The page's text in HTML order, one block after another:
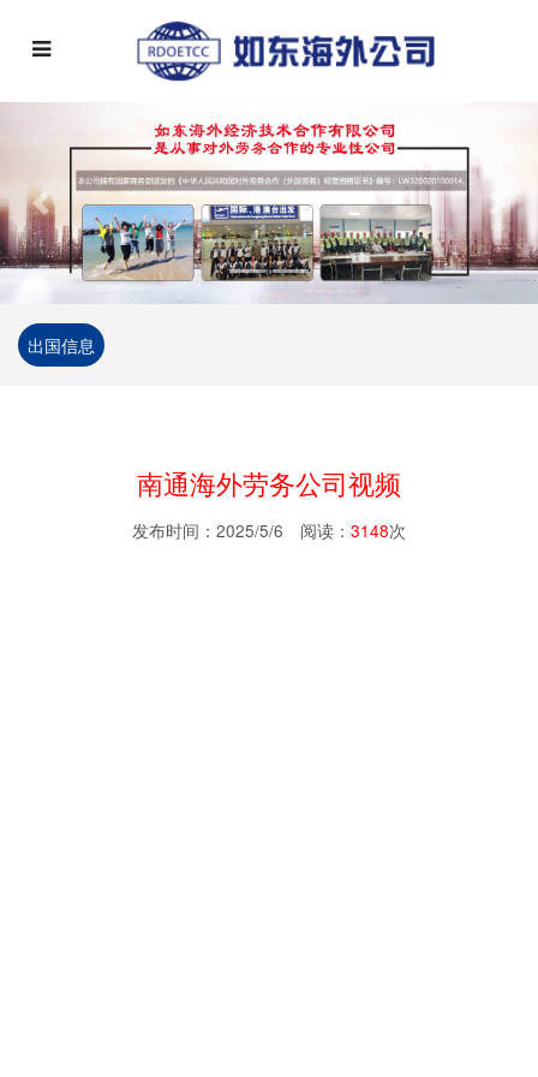
Previous Next
出国信息
南通海外劳务公司视频
发布时间：2025/5/6 阅读： 3148次